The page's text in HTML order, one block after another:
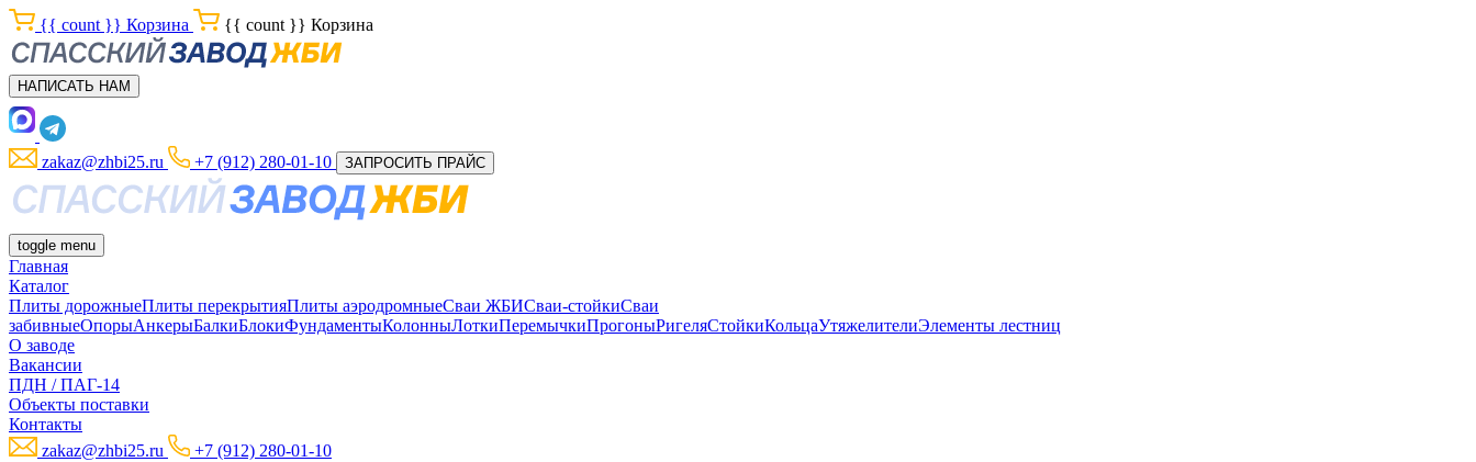
{{ count }} Корзина {{ count }} Корзина
НАПИСАТЬ НАМ
zakaz@zhbi25.ru +7 (912) 280-01-10 ЗАПРОСИТЬ ПРАЙС
toggle menu
Главная
Каталог
Плиты дорожныеПлиты перекрытияПлиты аэродромныеСваи ЖБИСваи-стойкиСваи
забивныеОпорыАнкерыБалкиБлокиФундаментыКолонныЛоткиПеремычкиПрогоныРигеляСтойкиКольцаУтяжелителиЭлементы лестниц
О заводе
Вакансии
ПДН / ПАГ-14
Объекты поставки
Контакты
zakaz@zhbi25.ru
+7 (912) 280-01-10